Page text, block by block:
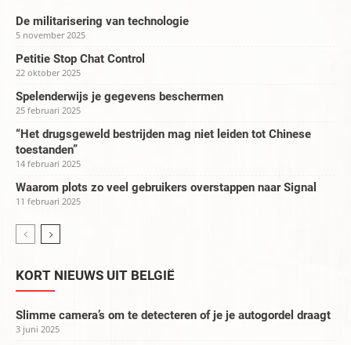
De militarisering van technologie
5 november 2025
Petitie Stop Chat Control
22 oktober 2025
Spelenderwijs je gegevens beschermen
25 februari 2025
“Het drugsgeweld bestrijden mag niet leiden tot Chinese
toestanden”
14 februari 2025
Waarom plots zo veel gebruikers overstappen naar Signal
11 februari 2025
KORT NIEUWS UIT BELGIË
Slimme camera’s om te detecteren of je je autogordel draagt
3 juni 2025